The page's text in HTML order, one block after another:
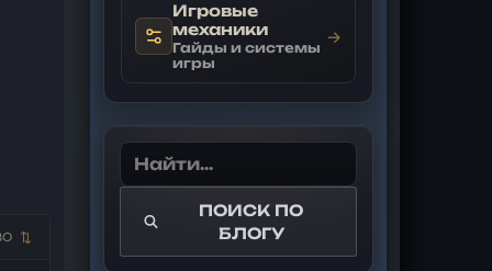
Игровые
механики
Гайды и системы
игры
→
ПОИСК ПО
БЛОГУ